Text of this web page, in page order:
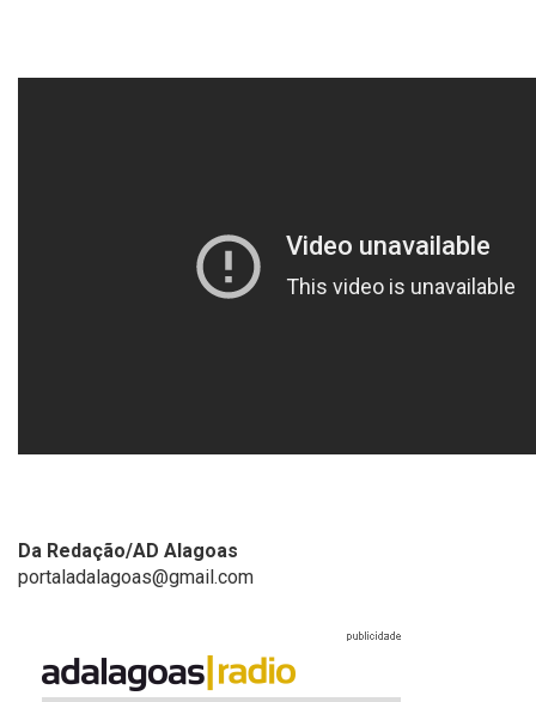
Da Redação/AD Alagoas
portaladalagoas@gmail.com